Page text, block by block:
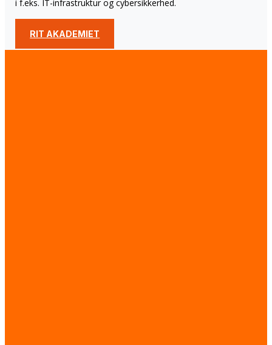
i f.eks. IT-infrastruktur og cybersikkerhed.
RIT AKADEMIET